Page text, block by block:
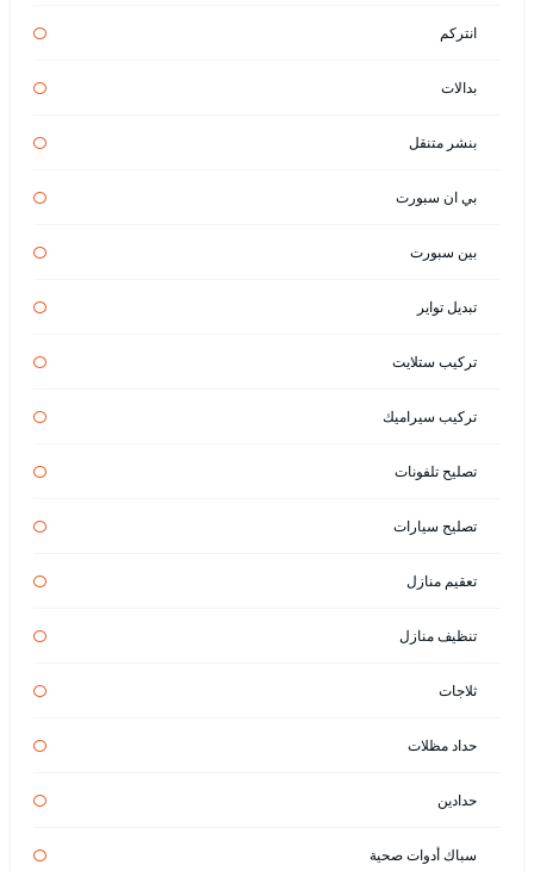
انتركم
بدالات
بنشر متنقل
بي ان سبورت
بين سبورت
تبديل تواير
تركيب ستلايت
تركيب سيراميك
تصليح تلفونات
تصليح سيارات
تعقيم منازل
تنظيف منازل
ثلاجات
حداد مظلات
حدادين
سباك أدوات صحية